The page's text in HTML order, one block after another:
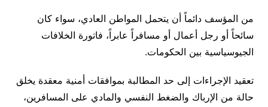
من المؤسف دائماً أن يتحمل المواطن العادي، سواء كان
سائحاً أو رجل أعمال أو مسافراً عابراً، فاتورة الخلافات
الجيوسياسية بين الحكومات.
تعقيد الإجراءات إلى حد المطالبة بموافقات أمنية معقدة يخلق
حالة من الإرباك والضغط النفسي والمادي على المسافرين،